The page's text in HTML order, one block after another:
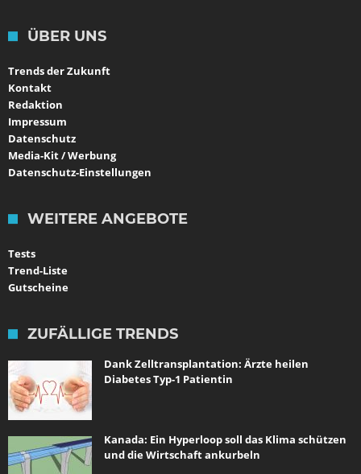
ÜBER UNS
Trends der Zukunft
Kontakt
Redaktion
Impressum
Datenschutz
Media-Kit / Werbung
Datenschutz-Einstellungen
WEITERE ANGEBOTE
Tests
Trend-Liste
Gutscheine
ZUFÄLLIGE TRENDS
Dank Zelltransplantation: Ärzte heilen
Diabetes Typ-1 Patientin
Kanada: Ein Hyperloop soll das Klima schützen
und die Wirtschaft ankurbeln